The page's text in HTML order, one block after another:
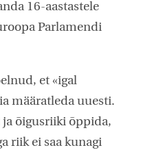
16-aastastele
Parlamendi
et «igal
määratleda uuesti.
õigusriiki õppida,
riik ei saa kunagi